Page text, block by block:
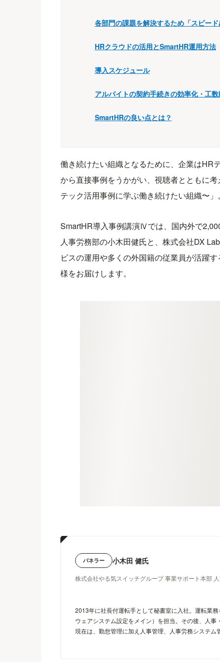
各部門の課題を解決するため「スピー
HRクラウドの活用とSmartHR運用方法
導入スケジュール
アルバイトの契約手続きの効率化・工
SmartHRの良い点とは？
働き続けたい組織となるために、企業はHR
から直接事例をうかがい、視聴者とともに
テック活用事例に学ぶ働き続けたい組織〜」
SmartHR導入事例講演Ⅳでは、国内外で
人事労務部の小木田健氏と、株式会社DX
ビスの運用や多くの外国籍の従業員が活躍
様をお届けします。
パネラー 小木田 健氏
株式会社やる気スイッチグループ 事業サポート本部
2013年に社長付運転手として秘書室に入社。運転業
ウェアシステム設定をメイン）を担当。その後、人
現在は、勤怠管理に加え人事管理、人事労務システム